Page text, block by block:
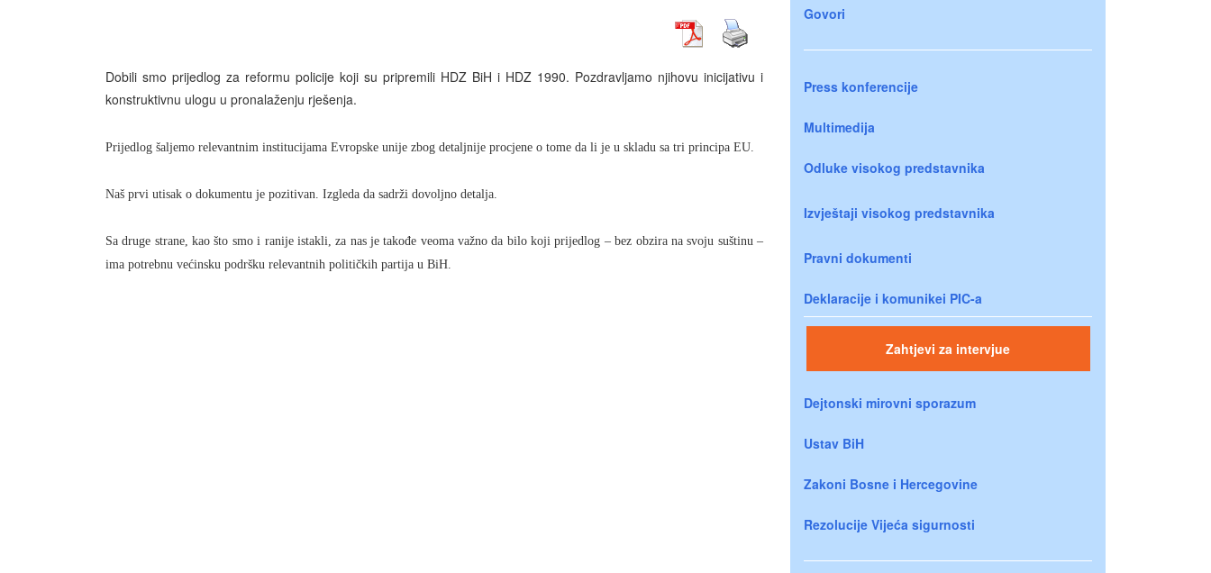
Dobili smo prijedlog za reformu policije koji su pripremili HDZ BiH i HDZ 1990. Pozdravljamo njihovu inicijativu i
konstruktivnu ulogu u pronalaženju rješenja.
Prijedlog šaljemo relevantnim institucijama Evropske unije zbog detaljnije procjene o tome da li je u skladu sa tri principa EU.
Naš prvi utisak o dokumentu je pozitivan. Izgleda da sadrži dovoljno detalja.
Sa druge strane, kao što smo i ranije istakli, za nas je takođe veoma važno da bilo koji prijedlog – bez obzira na svoju suštinu –
ima potrebnu većinsku podršku relevantnih političkih partija u BiH.
Govori
Press konferencije
Multimedija
Odluke visokog predstavnika
Izvještaji visokog predstavnika
Pravni dokumenti
Deklaracije i komunikei PIC-a
Zahtjevi za intervjue
Dejtonski mirovni sporazum
Ustav BiH
Zakoni Bosne i Hercegovine
Rezolucije Vijeća sigurnosti